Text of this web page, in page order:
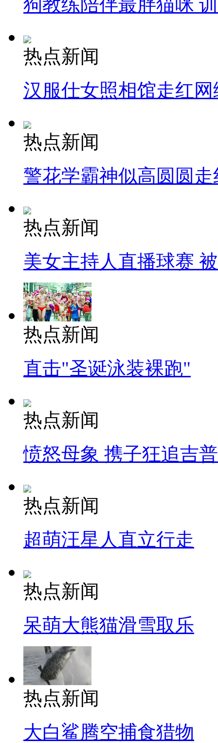
狗教练陪伴最胖猫咪
热点新闻
汉服仕女照相馆走红网
热点新闻
警花学霸神似高圆圆走
热点新闻
美女主持人直播球赛
热点新闻
直击"圣诞泳装裸跑"
热点新闻
愤怒母象 携子狂追吉
热点新闻
超萌汪星人直立行走
热点新闻
呆萌大熊猫滑雪取乐
热点新闻
大白鲨腾空捕食猎物